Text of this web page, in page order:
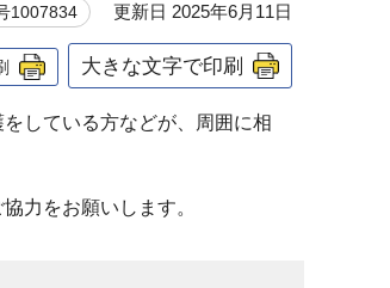
1007834 更新日 2025年6月11日
大きな文字で印刷
している方などが、周囲に相
力をお願いします。